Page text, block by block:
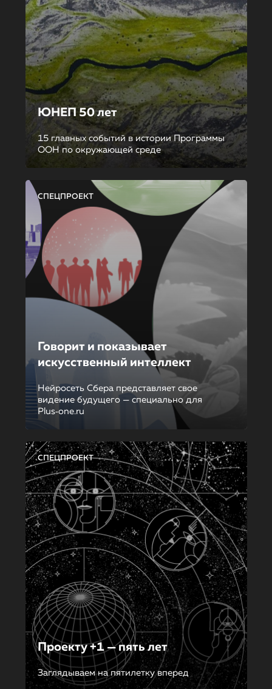
ЮНЕП 50 лет
15 главных событий в истории Программы
ООН по окружающей среде
СПЕЦПРОЕКТ
Говорит и показывает
искусственный интеллект
Нейросеть Сбера представляет свое
видение будущего — специально для
Plus‑one.ru
СПЕЦПРОЕКТ
Проекту +1 — пять лет
Заглядываем на пятилетку вперед